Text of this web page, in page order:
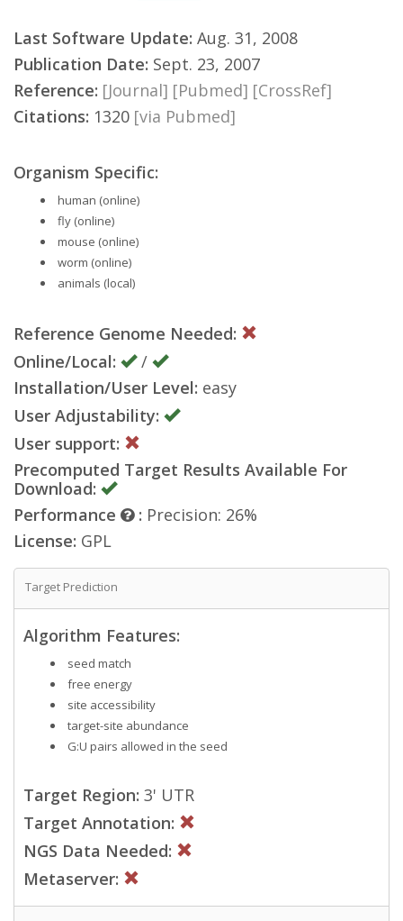
Last Software Update: Aug. 31, 2008
Publication Date: Sept. 23, 2007
Reference: [Journal] [Pubmed] [CrossRef]
Citations: 1320 [via Pubmed]
Organism Specific:
human (online)
fly (online)
mouse (online)
worm (online)
animals (local)
Reference Genome Needed:
Online/Local:
/
Installation/User Level: easy
User Adjustability:
User support:
Precomputed Target Results Available For
Download:
Performance
: Precision: 26%
License: GPL
Target Prediction
Algorithm Features:
seed match
free energy
site accessibility
target-site abundance
G:U pairs allowed in the seed
Target Region: 3' UTR
Target Annotation:
NGS Data Needed:
Metaserver: